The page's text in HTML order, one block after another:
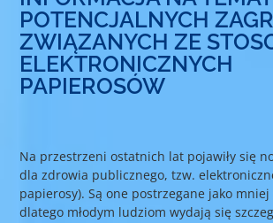
POTENCJALNYCH
ZWIĄZANYCH ZE
ELEKTRONICZNYCH
PAPIEROSÓW
Na przestrzeni ostatnich lat pojawiły się
dla zdrowia publicznego, tzw.
papierosy). Są one postrzegane jako
dlatego młodym ludziom wydają się